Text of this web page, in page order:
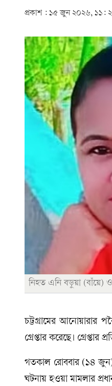
প্রকাশ : ১৫ জুন ২০২৬, ১১:
নিহত এনি বড়ুয়া (বাঁয়ে) ও
চট্টগ্রামের আনোয়ারার
গ্রেপ্তার করেছে।
গতকাল রোববার (১৪ জুন)
ঘটনায় হওয়া মামলার